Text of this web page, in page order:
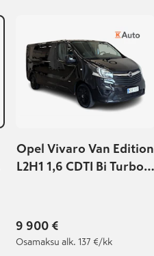
Opel Vivaro Van Edition
L2H1 1,6 CDTI Bi Turbo
9 900 €
Osamaksu alk. 137 €/kk